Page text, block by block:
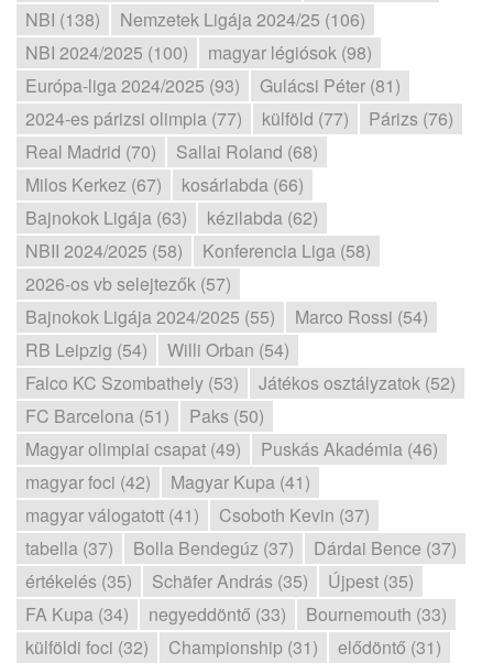
NBI (138)
Nemzetek Ligája 2024/25 (106)
NBI 2024/2025 (100)
magyar légiósok (98)
Európa-liga 2024/2025 (93)
Gulácsi Péter (81)
2024-es párizsi olimpia (77)
külföld (77)
Párizs (76)
Real Madrid (70)
Sallai Roland (68)
Milos Kerkez (67)
kosárlabda (66)
Bajnokok Ligája (63)
kézilabda (62)
NBII 2024/2025 (58)
Konferencia Liga (58)
2026-os vb selejtezők (57)
Bajnokok Ligája 2024/2025 (55)
Marco Rossi (54)
RB Leipzig (54)
Willi Orban (54)
Falco KC Szombathely (53)
Játékos osztályzatok (52)
FC Barcelona (51)
Paks (50)
Magyar olimpiai csapat (49)
Puskás Akadémia (46)
magyar foci (42)
Magyar Kupa (41)
magyar válogatott (41)
Csoboth Kevin (37)
tabella (37)
Bolla Bendegúz (37)
Dárdai Bence (37)
értékelés (35)
Schäfer András (35)
Újpest (35)
FA Kupa (34)
negyeddöntő (33)
Bournemouth (33)
külföldi foci (32)
Championship (31)
elődöntő (31)